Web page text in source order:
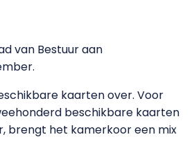
van Bestuur aan
kaarten over. Voor
beschikbare kaarten
brengt het kamerkoor een mix